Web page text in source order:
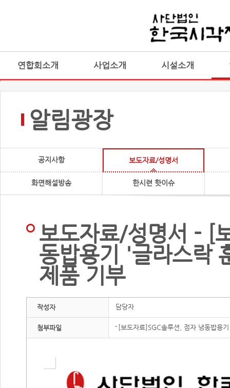
연합회소개 사업소개 시설소개
알림광장
공지사항 보도자료/성명서
화면해설방송 한시련 핫이슈
보도자료/성명서 - [
동밥용기 '글라스락
제품 기부
작성자 담당자
첨부파일 [보도자료]SGC솔루션, 점자 냉동밥용